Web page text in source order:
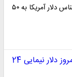
در معاملات امروز مرکز مبادله طلا و ارز ایران هر اسکناس دلار آمریکا به ۵۰